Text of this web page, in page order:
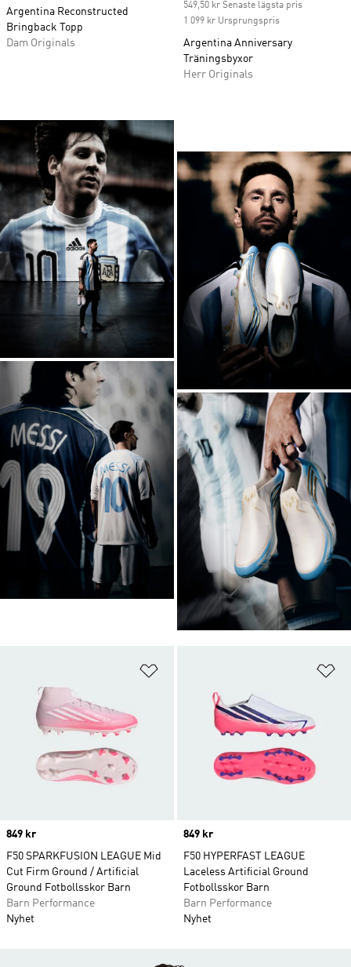
Argentina Reconstructed
Bringback Topp
Dam Originals
549,50 kr Senaste lägsta pris
1 099 kr Ursprungspris
Argentina Anniversary
Träningsbyxor
Herr Originals
Price
849 kr
F50 SPARKFUSION LEAGUE Mid
Cut Firm Ground / Artificial
Ground Fotbollsskor Barn
Barn Performance
Nyhet
Price
849 kr
F50 HYPERFAST LEAGUE
Laceless Artificial Ground
Fotbollsskor Barn
Barn Performance
Nyhet